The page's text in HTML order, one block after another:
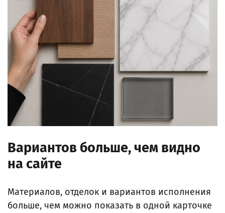
Вариантов больше, чем видно
на сайте
Материалов, отделок и вариантов исполнения
больше, чем можно показать в одной карточке